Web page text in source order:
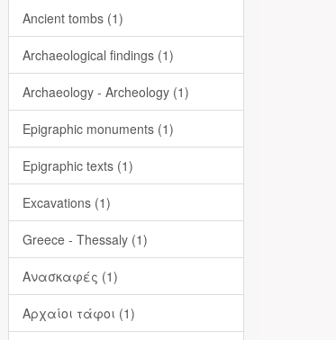
Ancient tombs (1)
Archaeological findings (1)
Archaeology - Archeology (1)
Epigraphic monuments (1)
Epigraphic texts (1)
Excavations (1)
Greece - Thessaly (1)
Ανασκαφές (1)
Αρχαίοι τάφοι (1)